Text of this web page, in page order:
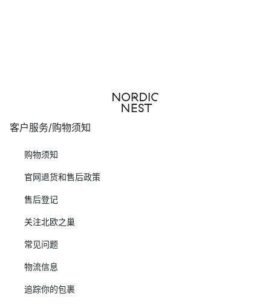
客户服务/购物须知
购物须知
官网退货和售后政策
售后登记
关注北欧之巢
常见问题
物流信息
追踪你的包裹